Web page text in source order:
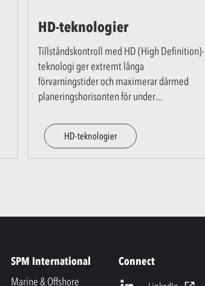
HD-teknologier
Tillståndskontroll med HD (High Definition)-
teknologi ger extremt långa
förvarningstider och maximerar därmed
planeringshorisonten för under...
HD-teknologier
SPM International
Marine & Offshore
Connect